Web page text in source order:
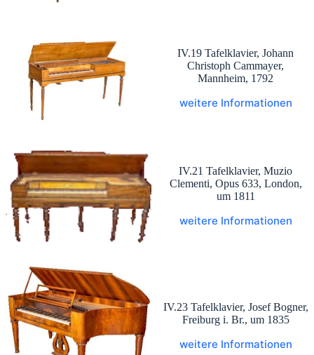
IV.19 Tafelklavier, Johann
Christoph Cammayer,
Mannheim, 1792
weitere Informationen
IV.21 Tafelklavier, Muzio
Clementi, Opus 633, London,
um 1811
weitere Informationen
IV.23 Tafelklavier, Josef Bogner,
Freiburg i. Br., um 1835
weitere Informationen